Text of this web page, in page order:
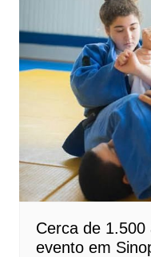
Cerca de
evento em